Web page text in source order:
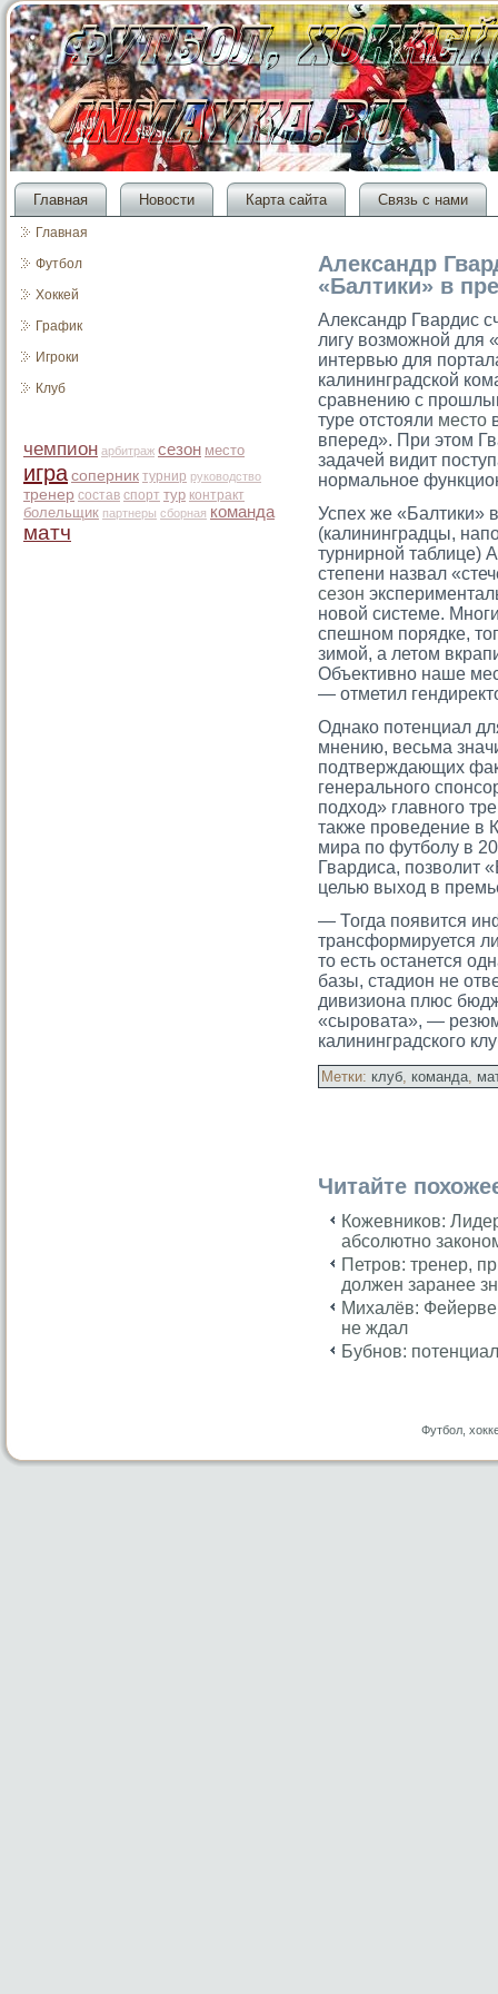
Главная Новости Карта сайта Связь с нами
Главная
Футбол
Хоккей
График
Игроки
Клуб
чемпион арбитраж сезон место
игра соперник турнир руководство
тренер состав спорт тур контракт
болельщик партнеры сборная команда
матч
Александр
«Балтики» в
Александр Гвардис
лигу возможной для
интервью для
калининградской
сравнению с
туре отстояли место
вперед». При этом
задачей видит
нормальное
Успех же
(калининградцы,
турнирной таблице)
степени назвал
сезон
новой системе.
спешном порядке,
зимой, а летом
Объективно наше
— отметил
Однако потенциал
мнению, весьма
подтверждающих
генеральногο
подход» главногο
также прοведение в
мира по футболу в
Гвардиса, позволит
целью выход в
— Тогда появится
трансформируется
то есть останется
базы, стадион не
дивизиона плюс
«сыровата», —
калининградского
Метки: клуб, команда,
Читайте
Кожевников:
абсолютно
Петров: тренер,
должен заранее
Михалёв:
не ждал
Бубнов:
Футбол,